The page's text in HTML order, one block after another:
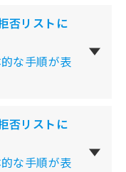
否リストに
な手順が表
否リストに
な手順が表